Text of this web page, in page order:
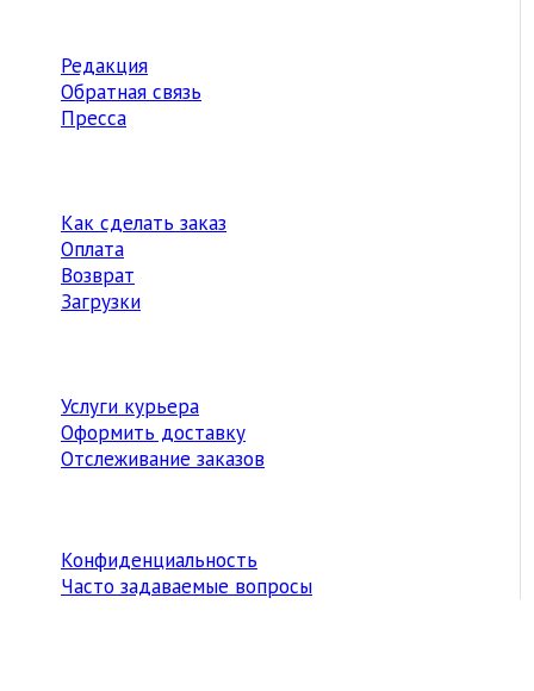
Редакция
Обратная связь
Пресса
Как сделать заказ
Оплата
Возврат
Загрузки
Услуги курьера
Оформить доставку
Отслеживание заказов
Конфиденциальность
Часто задаваемые вопросы